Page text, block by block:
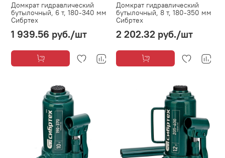
Домкрат гидравлический
бутылочный, 6 т, 180-340 мм
Сибртех
1 939.56 руб./шт
Домкрат гидравлический
бутылочный, 8 т, 180-350 мм
Сибртех
2 202.32 руб./шт